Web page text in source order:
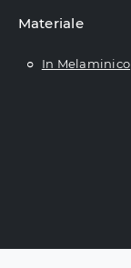
Materiale
In Melaminico